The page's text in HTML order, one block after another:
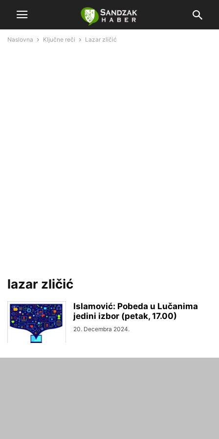
Naslovna Ključne reči Lazar zličić
lazar zličić
Islamović: Pobeda u Lučanima
jedini izbor (petak, 17.00)
20. Decembra 2024.